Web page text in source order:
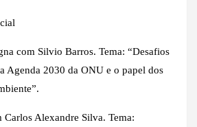
com Silvio Barros. Tema: “Desafios
Agenda 2030 da ONU e o papel dos
Carlos Alexandre Silva. Tema: